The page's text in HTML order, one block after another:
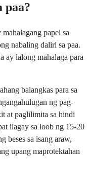
paa?
papel sa
nabaling daliri sa paa.
ay lalong mahalaga para
balangkas para sa
ng pag-
at paglilimita sa hindi
ilagay sa loob ng 15-20
beses sa isang araw,
upang maprotektahan